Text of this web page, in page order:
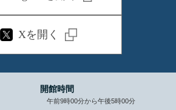
開館時間
午前9時00分から午後5時00分
Xを開く